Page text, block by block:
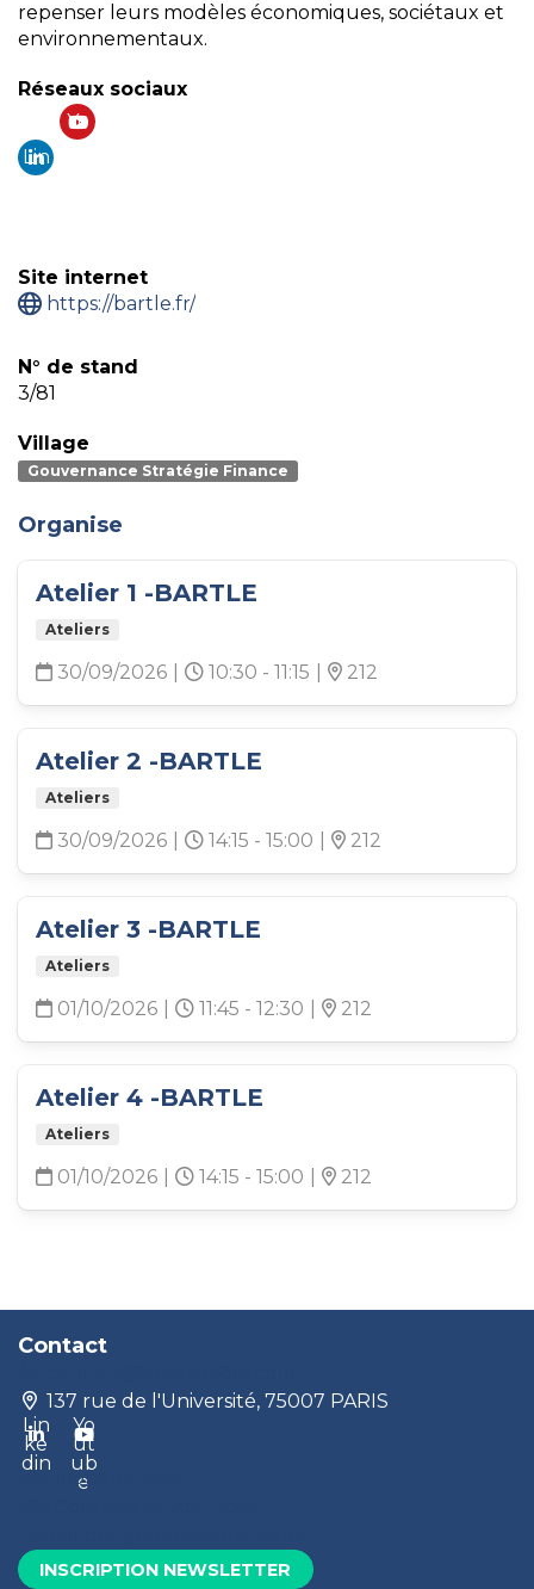
repenser leurs modèles économiques, sociétaux et
environnementaux.
Réseaux sociaux
Lin
Yo
Site internet
https://bartle.fr/
N° de stand
3/81
Village
Gouvernance Stratégie Finance
Organise
Atelier 1 -BARTLE
Ateliers
30/09/2026 10:30 - 11:15 212
Atelier 2 -BARTLE
Ateliers
30/09/2026 14:15 - 15:00 212
Atelier 3 -BARTLE
Ateliers
01/10/2026 11:45 - 12:30 212
Atelier 4 -BARTLE
Ateliers
01/10/2026 14:15 - 15:00 212
Contact
137 rue de l'Université, 75007 PARIS
Lin
ke
din
Yo
ut
ub
e
Mentions légales
INSCRIPTION NEWSLETTER